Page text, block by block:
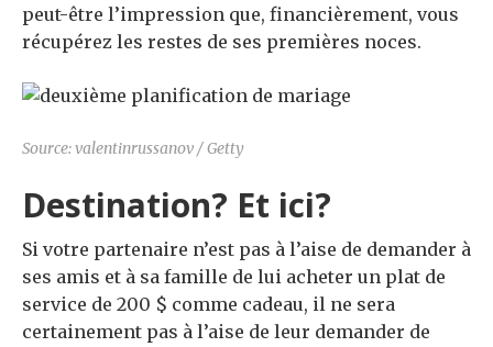
peut-être l’impression que, financièrement, vous
récupérez les restes de ses premières noces.
Source: valentinrussanov / Getty
Destination? Et ici?
Si votre partenaire n’est pas à l’aise de demander à
ses amis et à sa famille de lui acheter un plat de
service de 200 $ comme cadeau, il ne sera
certainement pas à l’aise de leur demander de